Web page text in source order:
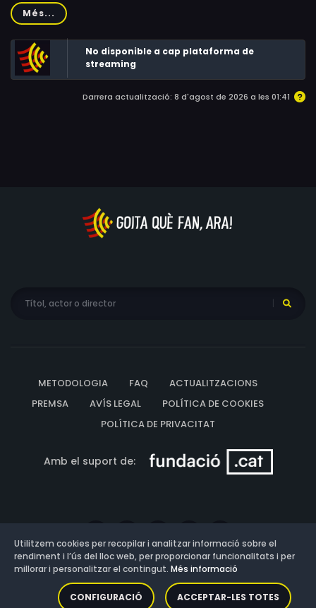
enviat al lloc per fer-se càrrec de la investigació.
L'acompanya una agent en pràctiques, que li resultarà
més familiar del que es pensava. Tots els indicis situen el
crim a la cristalleria que dirigeixen el seu pare i la seva
germana. Una herència familiar de la qual ha preferit
Més...
No disponible a cap plataforma de
streaming
Darrera actualització: 8 d'agost de 2026 a les 01:41
METODOLOGIA FAQ
ACTUALITZACIONS
PREMSA
AVÍS LEGAL
POLÍTICA DE COOKIES
POLÍTICA DE PRIVACITAT
Amb el suport de:
Versió: 3.13.0.202607011342
Utilitzem cookies per recopilar i analitzar informació sobre el
rendiment i l’ús del lloc web, per proporcionar funcionalitats i per
millorar i personalitzar el contingut. Més informació
CONFIGURACIÓ ACCEPTAR-LES TOTES